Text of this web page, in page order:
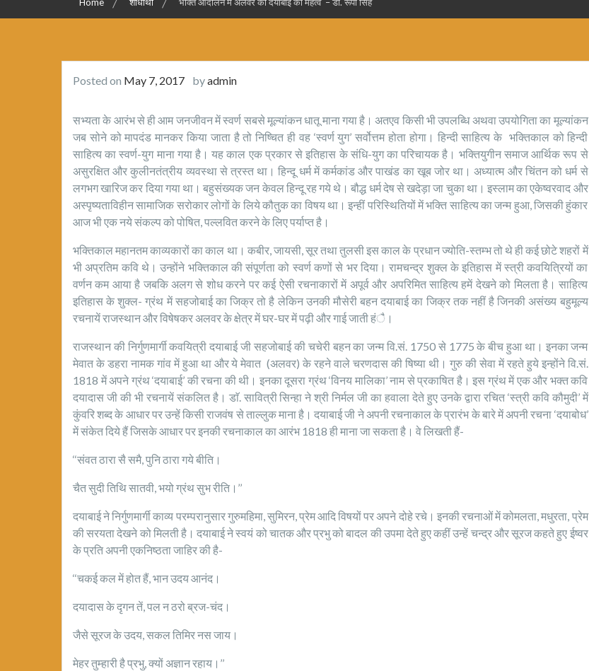
Home शोधार्थी भक्ति आंदोलन में अलवर की दयाबाई का महत्व – डॉ. रूपा सिंह
Posted on May 7, 2017 byadmin
सभ्यता के आरंभ से ही आम जनजीवन में स्वर्ण सबसे मूल्यांकन धातू माना गया है। अतएव किसी भी उपलब्धि अथवा उपयोगिता का मूल्यांकन
जब सोने को मापदंड मानकर किया जाता है तो निष्चित ही वह ‘स्वर्ण युग’ सर्वोत्तम होता होगा। हिन्दी साहित्य के भक्तिकाल को हिन्दी
साहित्य का स्वर्ण-युग माना गया है। यह काल एक प्रकार से इतिहास के संधि-युग का परिचायक है। भक्तियुगीन समाज आर्थिक रूप से
असुरक्षित और कुलीनतंत्रीय व्यवस्था से त्रस्त था। हिन्दू धर्म में कर्मकांड और पाखंड का खूब जोर था। अध्यात्म और चिंतन को धर्म से
लगभग खारिज कर दिया गया था। बहुसंख्यक जन केवल हिन्दू रह गये थे। बौद्ध धर्म देष से खदेड़ा जा चुका था। इस्लाम का एकेष्वरवाद और
अस्पृष्यताविहीन सामाजिक सरोकार लोगों के लिये कौतुक का विषय था। इन्हीं परिस्थितियों में भक्ति साहित्य का जन्म हुआ, जिसकी हुंकार
आज भी एक नये संकल्प को पोषित, पल्लवित करने के लिए पर्याप्त है।
भक्तिकाल महानतम काव्यकारों का काल था। कबीर, जायसी, सूर तथा तुलसी इस काल के प्रधान ज्योति-स्तम्भ तो थे ही कई छोटे शहरों में
भी अप्रतिम कवि थे। उन्होंने भक्तिकाल की संपूर्णता को स्वर्ण कणों से भर दिया। रामचन्द्र शुक्ल के इतिहास में स्त्री कवयित्रियों का
वर्णन कम आया है जबकि अलग से शोध करने पर कई ऐसी रचनाकारों में अपूर्व और अपरिमित साहित्य हमें देखने को मिलता है। साहित्य
इतिहास के शुक्ल- ग्रंथ में सहजोबाई का जिक्र तो है लेकिन उनकी मौसेरी बहन दयाबाई का जिक्र तक नहीं है जिनकी असंख्य बहुमूल्य
रचनायें राजस्थान और विषेषकर अलवर के क्षेत्र में घर-घर में पढ़ी और गाई जाती हंै।
राजस्थान की निर्गुणमार्गी कवयित्री दयाबाई जी सहजोबाई की चचेरी बहन का जन्म वि.सं. 1750 से 1775 के बीच हुआ था। इनका जन्म
मेवात के डहरा नामक गांव में हुआ था और ये मेवात (अलवर) के रहने वाले चरणदास की षिष्या थी। गुरु की सेवा में रहते हुये इन्होंने वि.सं.
1818 में अपने ग्रंथ ‘दयाबाई’ की रचना की थी। इनका दूसरा ग्रंथ ‘विनय मालिका’ नाम से प्रकाषित है। इस ग्रंथ में एक और भक्त कवि
दयादास जी की भी रचनायें संकलित है। डाॅ. सावित्री सिन्हा ने श्री निर्मल जी का हवाला देते हुए उनके द्वारा रचित ‘स्त्री कवि कौमुदी’ में
कुंवरि शब्द के आधार पर उन्हें किसी राजवंष से ताल्लुक माना है। दयाबाई जी ने अपनी रचनाकाल के प्रारंभ के बारे में अपनी रचना ‘दयाबोध’
में संकेत दिये हैं जिसके आधार पर इनकी रचनाकाल का आरंभ 1818 ही माना जा सकता है। वे लिखती हैं-
‘‘संवत ठारा सै समै, पुनि ठारा गये बीति।
चैत सुदी तिथि सातवी, भयो ग्रंथ सुभ रीति।’’
दयाबाई ने निर्गुणमार्गी काव्य परम्परानुसार गुरुमहिमा, सुमिरन, प्रेम आदि विषयों पर अपने दोहे रचे। इनकी रचनाओं में कोमलता, मधुरता, प्रेम
की सरयता देखने को मिलती है। दयाबाई ने स्वयं को चातक और प्रभु को बादल की उपमा देते हुए कहीं उन्हें चन्द्र और सूरज कहते हुए ईष्वर
के प्रति अपनी एकनिष्ठता जाहिर की है-
‘‘चकई कल में होत हैं, भान उदय आनंद।
दयादास के दृगन तें, पल न ठरो ब्रज-चंद।
जैसे सूरज के उदय, सकल तिमिर नस जाय।
मेहर तुम्हारी है प्रभु, क्यों अज्ञान रहाय।’’